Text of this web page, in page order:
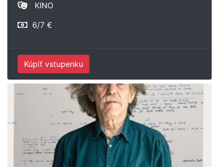
KINO
6/7 €
Kúpiť vstupenku